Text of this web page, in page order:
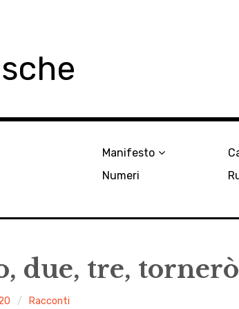
Manifesto
Numeri
due, tre,
Racconti